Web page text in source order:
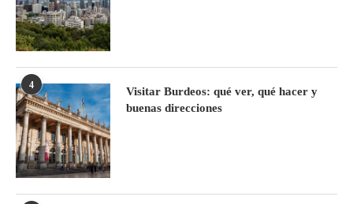
4
Visitar Burdeos: qué ver, qué hacer y
buenas direcciones